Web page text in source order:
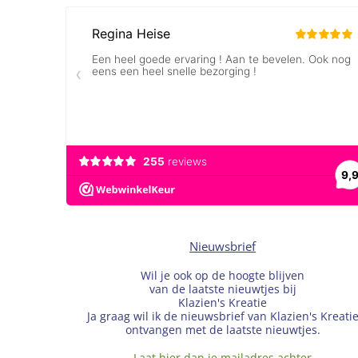
Nieuwsbrief
Wil je ook op de hoogte blijven
van de laatste nieuwtjes bij
Klazien's Kreatie
Ja graag wil ik de nieuwsbrief van Klazien's Kreatie
ontvangen met de laatste nieuwtjes.